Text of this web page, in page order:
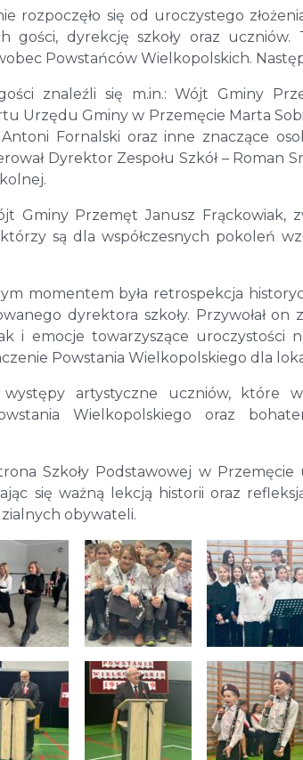
rozpoczęło się od uroczystego
gości, dyrekcję szkoły oraz
Powstańców Wielkopolskich.
znaleźli się m.in.: Wójt Gminy
Urzędu Gminy w Przemęcie Marta
Fornalski oraz inne znaczące
Dyrektor Zespołu Szkół – Roman
Gminy Przemęt Janusz Frąckowiak,
są dla współczesnych pokoleń
momentem była retrospekcja
dyrektora szkoły. Przywołał
i emocje towarzyszące uroczystości
Powstania Wielkopolskiego dla
występy artystyczne uczniów, które
Wielkopolskiego oraz
Szkoły Podstawowej w
się ważną lekcją historii oraz
obywateli.